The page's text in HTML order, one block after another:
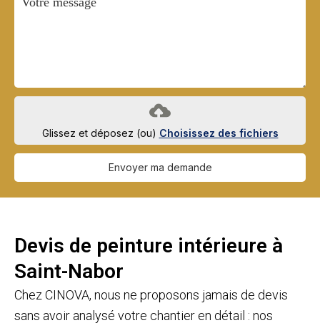
Glissez et déposez (ou) Choisissez des fichiers
Envoyer ma demande
Devis de peinture intérieure à
Saint-Nabor
Chez CINOVA, nous ne proposons jamais de devis
sans avoir analysé votre chantier en détail : nos